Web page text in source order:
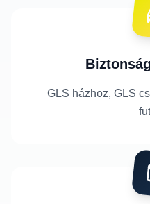
GLS házhoz, GLS